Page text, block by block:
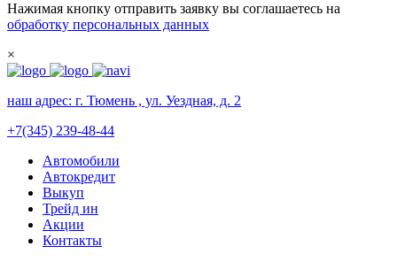
Нажимая кнопку отправить заявку вы соглашаетесь на
обработку персональных данных
×
наш адрес: г. Тюмень , ул. Уездная, д. 2
+7(345) 239-48-44
Автомобили
Автокредит
Выкуп
Трейд ин
Акции
Контакты